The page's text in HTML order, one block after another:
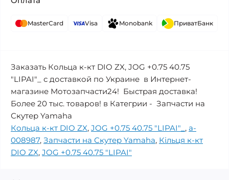
MasterCard Visa Monobank ПриватБанк
Заказать Кольца к-кт DIO ZX, JOG +0.75 40.75
"LIPAI"_ с доставкой по Украине в Интернет-
магазине Мотозапчасти24! Быстрая доставка!
Более 20 тыс. товаров! в Категрии - Запчасти на
Скутер Yamaha
Кольца к-кт DIO ZX, JOG +0.75 40.75 "LIPAI"_ , a-
008987, Запчасти на Скутер Yamaha, Кільця к-кт
DIO ZX, JOG +0.75 40.75 "LIPAI"